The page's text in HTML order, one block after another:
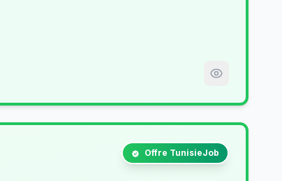
Offre TunisieJob